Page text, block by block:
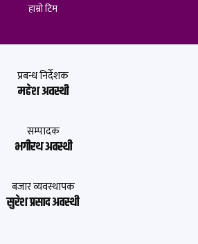
हाम्रो टिम
प्रबन्ध निर्देशक
महेश अवस्थी
सम्पादक
भगीरथ अवस्थी
बजार व्यवस्थापक
सुरेश प्रसाद अवस्थी